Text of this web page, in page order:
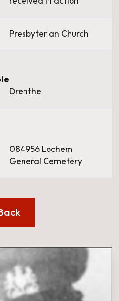
Presbyterian Church
Drenthe
084956 Lochem
General Cemetery